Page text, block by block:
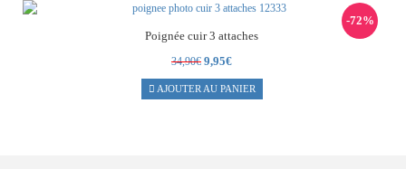
95,00€.29,95€.
Poignée cuir 3 attaches
34,90€ Le
prix
initial
9,95€Le
prix
actuel
-72%
AJOUTER AU PANIER